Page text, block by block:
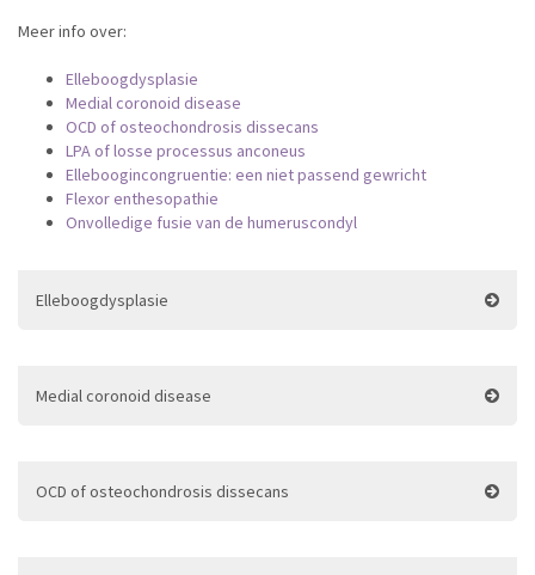
Meer info over:
Elleboogdysplasie
Medial coronoid disease
OCD of osteochondrosis dissecans
LPA of losse processus anconeus
Elleboogincongruentie: een niet passend gewricht
Flexor enthesopathie
Onvolledige fusie van de humeruscondyl
Elleboogdysplasie
Medial coronoid disease
OCD of osteochondrosis dissecans